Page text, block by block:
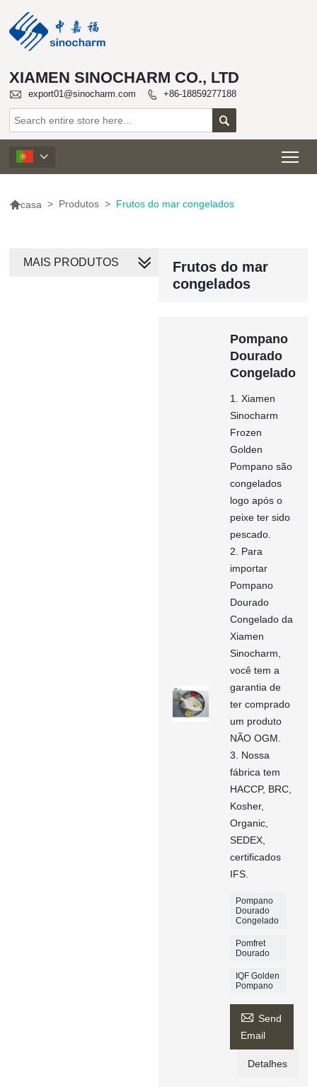
XIAMEN SINOCHARM CO., LTD
 export01@sinocharm.com  +86-18859277188


casa > Produtos > Frutos do mar congelados
Frutos do mar
congelados
Pompano
Dourado
Congelado
1. Xiamen
Sinocharm
Frozen
Golden
Pompano são
congelados
logo após o
peixe ter sido
pescado.
2. Para
importar
Pompano
Dourado
Congelado da
Xiamen
Sinocharm,
você tem a
garantia de
ter comprado
um produto
NÃO OGM.
3. Nossa
fábrica tem
HACCP, BRC,
Kosher,
Organic,
SEDEX,
certificados
IFS.
Pompano
Dourado
Congelado
Pomfret
Dourado
IQF Golden
Pompano
 Send
Email
Detalhes
MAIS PRODUTOS